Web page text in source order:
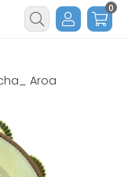
Buscar
0
Aroa